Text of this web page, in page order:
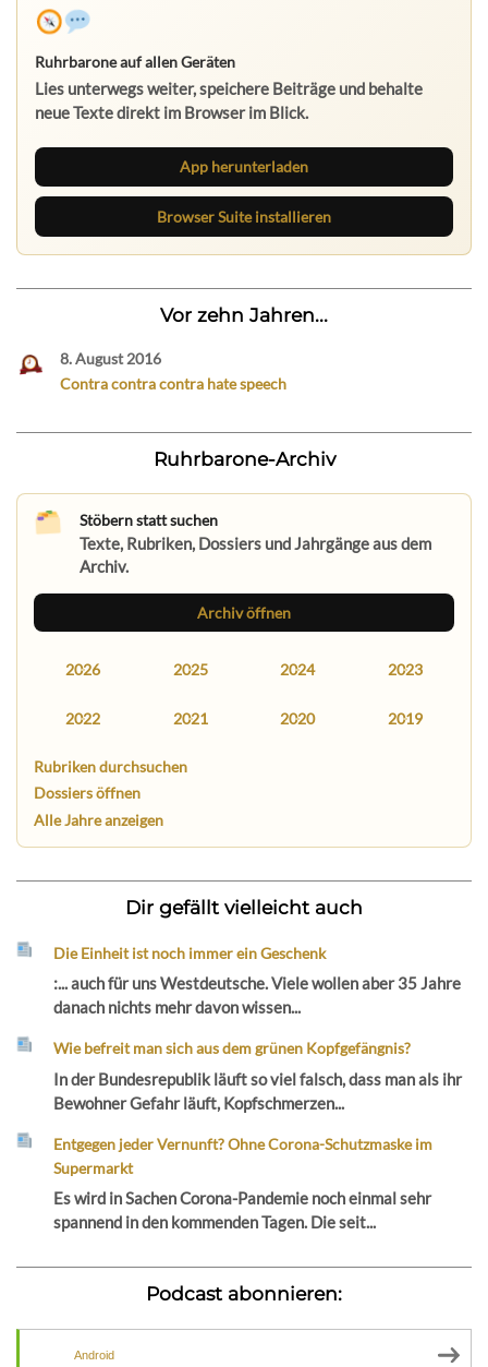
Ruhrbarone auf allen Geräten
Lies unterwegs weiter, speichere Beiträge und behalte
neue Texte direkt im Browser im Blick.
App herunterladen
Browser Suite installieren
Vor zehn Jahren...
8. August 2016
Contra contra contra hate speech
Ruhrbarone-Archiv
Stöbern statt suchen
Texte, Rubriken, Dossiers und Jahrgänge aus dem
Archiv.
Archiv öffnen
2026 2025 2024 2023
2022 2021 2020 2019
Rubriken durchsuchen
Dossiers öffnen
Alle Jahre anzeigen
Dir gefällt vielleicht auch
Die Einheit ist noch immer ein Geschenk
:... auch für uns Westdeutsche. Viele wollen aber 35 Jahre
danach nichts mehr davon wissen...
Wie befreit man sich aus dem grünen Kopfgefängnis?
In der Bundesrepublik läuft so viel falsch, dass man als ihr
Bewohner Gefahr läuft, Kopfschmerzen...
Entgegen jeder Vernunft? Ohne Corona-Schutzmaske im
Supermarkt
Es wird in Sachen Corona-Pandemie noch einmal sehr
spannend in den kommenden Tagen. Die seit...
Podcast abonnieren:
Android